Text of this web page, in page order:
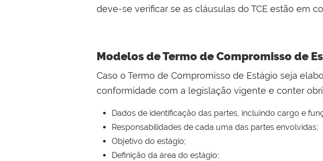
deve-se verificar se as cláusulas do TCE estão em
Modelos de Termo de Compromisso de
Caso o Termo de Compromisso de Estágio seja
conformidade com a legislação vigente e conter
Dados de identificação das partes, incluindo cargo e
Responsabilidades de cada uma das partes envolvidas;
Objetivo do estágio;
Definição da área do estágio;